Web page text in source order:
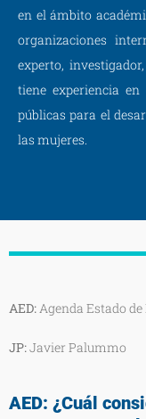
en el ámbito
organizaciones
experto,
tiene experiencia
públicas para el
las mujeres.
AED:Agenda Estado de
JP:Javier Palummo
AED: ¿Cuál